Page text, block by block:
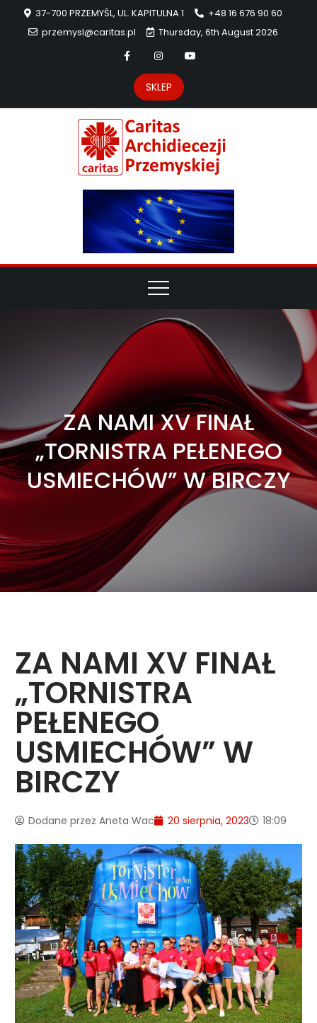
37-700 PRZEMYŚL, UL. KAPITULNA 1
+48 16 676 90 60
przemysl@caritas.pl
Thursday, 6th August 2026
SKLEP
ZA NAMI XV FINAŁ
„TORNISTRA PEŁENEGO
USMIECHÓW” W BIRCZY
ZA NAMI XV FINAŁ
„TORNISTRA
PEŁENEGO
USMIECHÓW” W
BIRCZY
Dodane przez Aneta Wac 20 sierpnia, 2023 18:09